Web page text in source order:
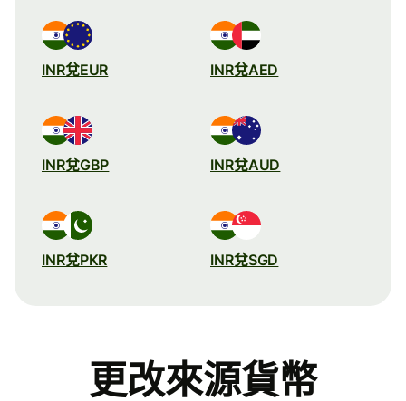
INR兌EUR INR兌AED
INR兌GBP INR兌AUD
INR兌PKR INR兌SGD
更改來源貨幣